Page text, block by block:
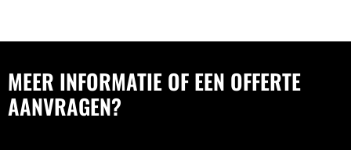
MEER INFORMATIE OF EEN OFFERTE
AANVRAGEN?